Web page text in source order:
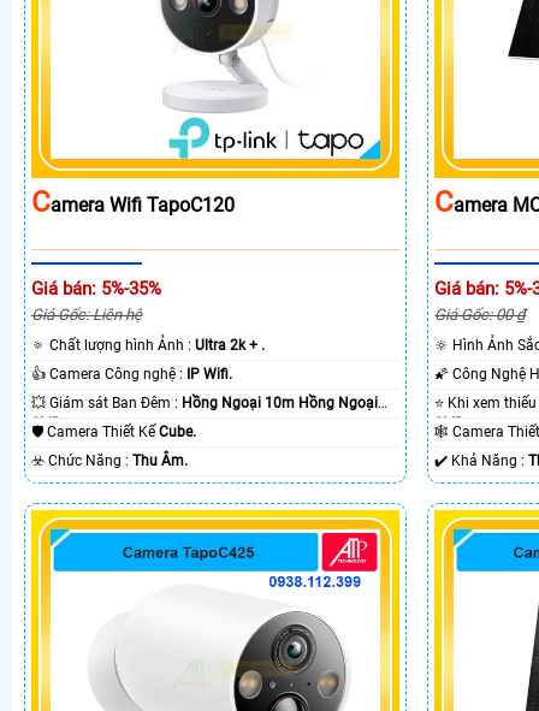
CAmera Wifi TapoC120
Giá bán: 5%-35%
Giá Gốc: Liên hệ
🔅 Chất lượng hình Ảnh : Ultra 2k + .
👍 Camera Công nghệ :
IP Wifi.
💥 Giám sát Ban Đêm : Hồng Ngoại 10m Hồng Ngoại
SMD.🛡 Camera Thiết Kế Cube.
️☣️ Chức Năng : Thu Âm.
CAmera
Giá bán: 5%-
Giá Gốc: 00 ₫
🔆 Hình Ảnh
SMD.🕸️ Camera
️✔️ Khả Năng :